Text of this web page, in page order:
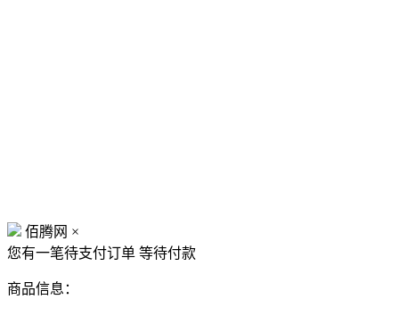
佰腾网 ×
您有一笔待支付订单 等待付款
商品信息：